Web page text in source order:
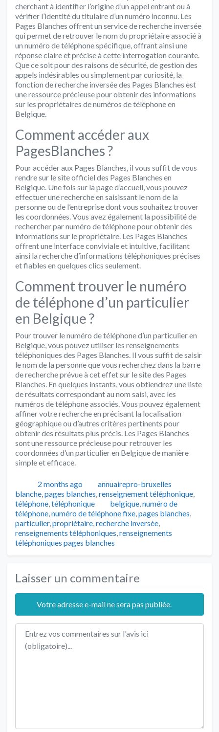
cherchant à identifier l’origine d’un appel entrant ou à
vérifier l’identité du titulaire d’un numéro inconnu. Les
Pages Blanches offrent un service de recherche inversée
qui permet de retrouver le nom du propriétaire associé à
un numéro de téléphone spécifique, offrant ainsi une
réponse claire et précise à cette interrogation courante.
Que ce soit pour des raisons de sécurité, de gestion des
appels indésirables ou simplement par curiosité, la
fonction de recherche inversée des Pages Blanches est
une ressource précieuse pour obtenir des informations
sur les propriétaires de numéros de téléphone en
Belgique.
Comment accéder aux
PagesBlanches ?
Pour accéder aux Pages Blanches, il vous suffit de vous
rendre sur le site officiel des Pages Blanches en
Belgique. Une fois sur la page d’accueil, vous pouvez
effectuer une recherche en saisissant le nom de la
personne ou de l’entreprise dont vous souhaitez trouver
les coordonnées. Vous avez également la possibilité de
rechercher par numéro de téléphone pour obtenir des
informations sur le propriétaire. Les Pages Blanches
offrent une interface conviviale et intuitive, facilitant
ainsi la recherche d’informations téléphoniques précises
et fiables en quelques clics seulement.
Comment trouver le numéro
de téléphone d’un particulier
en Belgique ?
Pour trouver le numéro de téléphone d’un particulier en
Belgique, vous pouvez utiliser les renseignements
téléphoniques des Pages Blanches. Il vous suffit de saisir
le nom de la personne que vous recherchez dans la barre
de recherche prévue à cet effet sur le site des Pages
Blanches. En quelques instants, vous obtiendrez une liste
de résultats correspondant au nom saisi, avec les
numéros de téléphone associés. Vous pouvez également
affiner votre recherche en précisant la localisation
géographique ou d’autres critères pertinents pour
obtenir des résultats plus précis. Les Pages Blanches
sont une ressource précieuse pour retrouver les
coordonnées d’un particulier en Belgique de manière
simple et efficace.
Publié2 months ago Auteur
annuairepro-bruxelles
blanche,pages blanches,renseignement téléphonique,
téléphone,téléphonique Tags
belgique,numéro de
téléphone,numéro de téléphone fixe,pages blanches,
particulier,propriétaire,recherche inversée,
renseignements téléphoniques,renseignements
téléphoniques pages blanches
Laisser un commentaire
Votre adresse e-mail ne sera pas publiée.
Texte de l'avis